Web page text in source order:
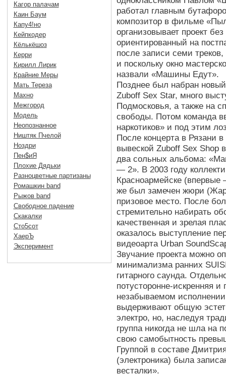
работал главным
композитор в фильме
организовывает проект
ориентированный на
после записи семи
и поскольку окно
назвали «Машины Едут».
Позднее был набран
Zuboff Sex Star, много
Подмосковья, а также на
свободы. Потом команда
наркотиков» и под этим
После концерта в Рязани
вывеской Zuboff Sex Shop
два сольных альбома:
— 2». В 2003 году
Красноармейске
же был замечен жюри
призовое место. После
стремительно набирать
качественная и зрелая
оказалось выступление
видеоарта Urban
Звучание проекта можно
минимализма ранних
гитарного саунда.
потусторонне-искренняя
незабываемом
выдерживают общую
электро, но, наследуя
группа никогда не шла на
свою самобытность
Группой в составе
(электроника) была
весталки».
Кагор палачам
Каин Баум
Капу4!но
Кейпкодер
Кёлькёшоз
Керри
Кирилл Лирик
Крайние Меры
Мать Тереза
Махно
Межгород
Модель
Неопознанное
Ништяк Пчелой
Ноздри
Пен$иЯ
Плохие Дядьки
Разноцветные партизаны
Ромашкин band
Рыжов band
Свободное падение
Скакалки
Сто5сот
ХаерЪ
Эксперимент